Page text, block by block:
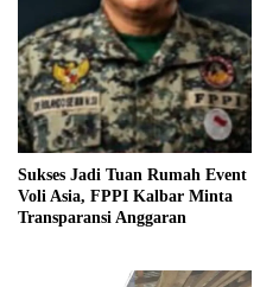
Sukses Jadi Tuan Rumah Event
Voli Asia, FPPI Kalbar Minta
Transparansi Anggaran